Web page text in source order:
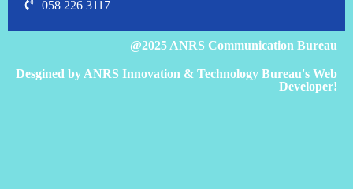
058 226 3117
@2025 ANRS Communication Bureau
Desgined by ANRS Innovation & Technology Bureau's Web
Developer!